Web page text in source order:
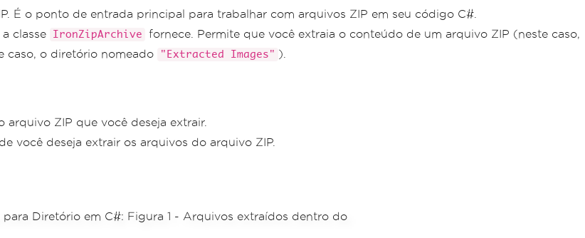
É o ponto de entrada principal para trabalhar com arquivos ZIP em seu código C#.
classe IronZipArchive
fornece. Permite que você extraia o conteúdo de um arquivo ZIP (neste caso,
caso, o diretório nomeado "Extracted Images" ).
arquivo ZIP que você deseja extrair.
você deseja extrair os arquivos do arquivo ZIP.